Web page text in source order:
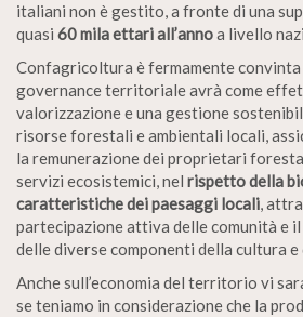
italiani non è gestito, a fronte di una
quasi 60 mila ettari all’annoa livello
Confagricoltura è fermamente convinta
governance territoriale avrà come
valorizzazione e una gestione
risorse forestali e ambientali locali,
la remunerazione dei proprietari
servizi ecosistemici, nel rispetto della
caratteristiche dei paesaggi locali,
partecipazione attiva delle comunità e
delle diverse componenti della cultura
Anche sull’economia del territorio vi
se teniamo in considerazione che la